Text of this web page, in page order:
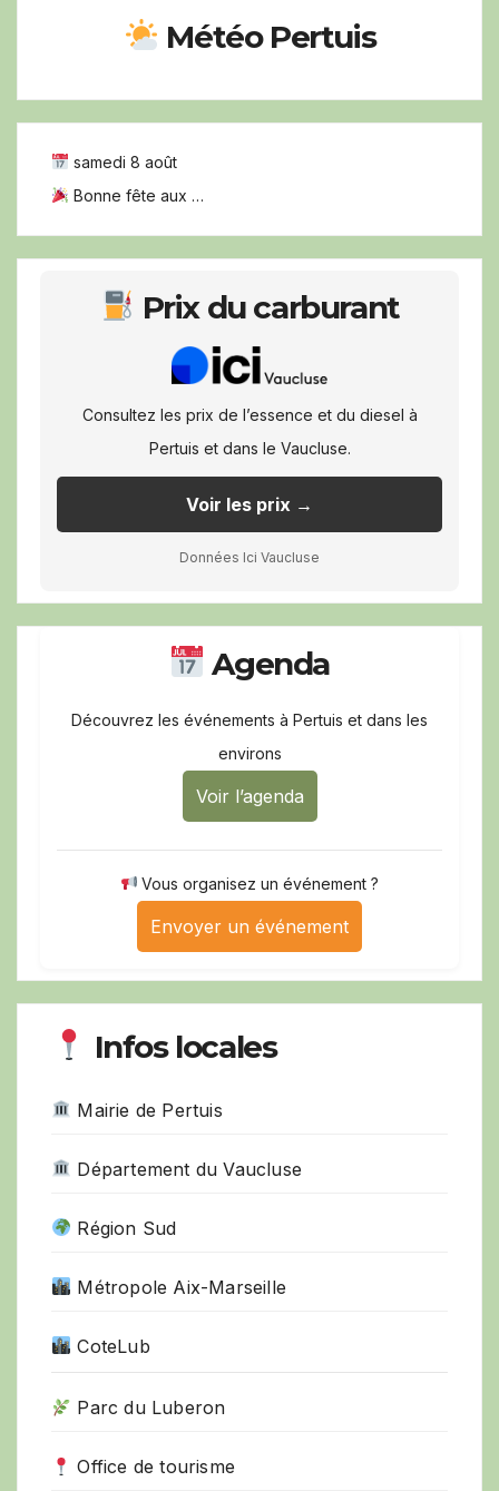
Météo Pertuis
samedi 8 août
Bonne fête aux …
Prix du carburant
Consultez les prix de l’essence et du diesel à
Pertuis et dans le Vaucluse.
Voir les prix →
Données Ici Vaucluse
Agenda
Découvrez les événements à Pertuis et dans les
environs
Voir l’agenda
Vous organisez un événement ?
Envoyer un événement
Infos locales
Mairie de Pertuis
Département du Vaucluse
Région Sud
Métropole Aix-Marseille
CoteLub
Parc du Luberon
Office de tourisme